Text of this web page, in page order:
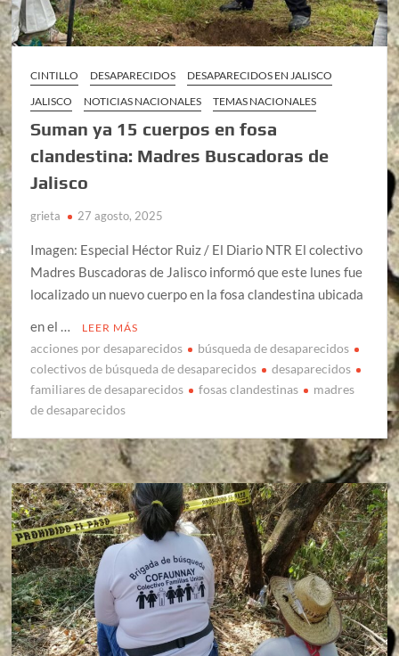
CINTILLO DESAPARECIDOS
DESAPARECIDOS EN JALISCO
JALISCO
NOTICIAS NACIONALES TEMAS NACIONALES
Suman ya 15 cuerpos en fosa
clandestina: Madres Buscadoras de
Jalisco
grieta 27 agosto, 2025
Imagen: Especial Héctor Ruiz / El Diario NTR El colectivo
Madres Buscadoras de Jalisco informó que este lunes fue
localizado un nuevo cuerpo en la fosa clandestina ubicada
en el …
LEER MÁS
acciones por desaparecidos
búsqueda de desaparecidos
colectivos de búsqueda de desaparecidos
desaparecidos
familiares de desaparecidos
fosas clandestinas
madres
de desaparecidos